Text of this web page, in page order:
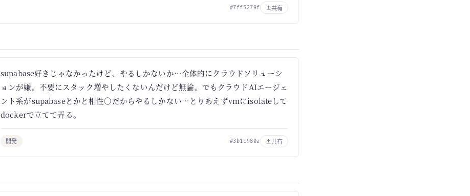
#7ff5279f 共有
supabase好きじゃなかったけど、やるしかないか…全体的にクラウドソリューシ
ョンが嫌。不要にスタック増やしたくないんだけど無論。でもクラウドAIエージェ
ント系がsupabaseとかと相性○だからやるしかない…とりあえずvmにisolateして
dockerで立てて弄る。
開発 #3b1c980a 共有